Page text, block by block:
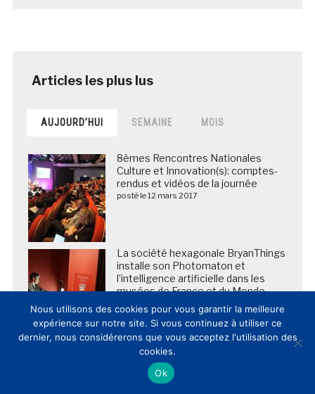
AUJOURD’HUI SEMAINE MOIS
8èmes Rencontres Nationales
Culture et Innovation(s): comptes-
rendus et vidéos de la journée
posté le 12 mars 2017
La société hexagonale BryanThings
installe son Photomaton et
l’intelligence artificielle dans les
musées de France et du Monde
Art Institute of Chicago lance le
premier parcours intérieur GPS pour
les terminaux Apple et Android
posté le 21 février 2013
Nous utilisons des cookies pour vous garantir la meilleure
expérience sur notre site. Si vous continuez à utiliser ce
dernier, nous considérerons que vous acceptez l'utilisation des
cookies.
Ok